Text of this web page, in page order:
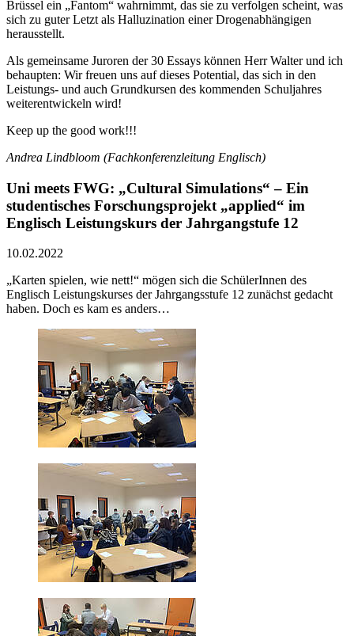
Brüssel ein „Fantom“ wahrnimmt, das sie zu verfolgen scheint, was
sich zu guter Letzt als Halluzination einer Drogenabhängigen
herausstellt.
Als gemeinsame Juroren der 30 Essays können Herr Walter und ich
behaupten: Wir freuen uns auf dieses Potential, das sich in den
Leistungs- und auch Grundkursen des kommenden Schuljahres
weiterentwickeln wird!
Keep up the good work!!!
Andrea Lindbloom (Fachkonferenzleitung Englisch)
Uni meets FWG: „Cultural Simulations“ – Ein
studentisches Forschungsprojekt „applied“ im
Englisch Leistungskurs der Jahrgangstufe 12
10.02.2022
„Karten spielen, wie nett!“ mögen sich die SchülerInnen des
Englisch Leistungskurses der Jahrgangsstufe 12 zunächst gedacht
haben. Doch es kam es anders…